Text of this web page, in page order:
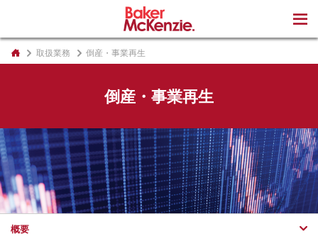
取扱業務 倒産・事業再生
倒産・事業再生
概要